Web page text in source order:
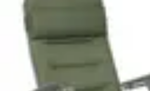
Saisons
Routine de soin
Conseils
Teint Parfait